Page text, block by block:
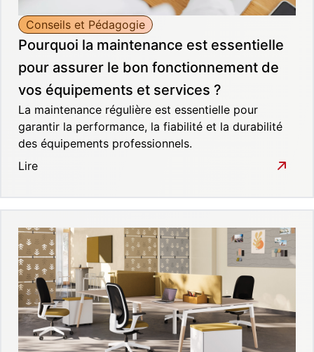
Conseils et Pédagogie
Pourquoi la maintenance est essentielle
pour assurer le bon fonctionnement de
vos équipements et services ?
La maintenance régulière est essentielle pour
garantir la performance, la fiabilité et la durabilité
des équipements professionnels.
Lire